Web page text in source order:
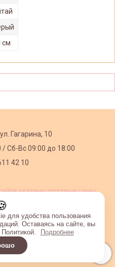
см
Гагарина, 10
/Сб-Вс 09:00 до 18:00
42 10
указаны оптовые цены,
создан на InSales
для удобства пользования
Оставаясь на сайте, вы
Подробнее